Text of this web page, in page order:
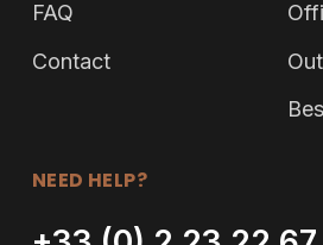
FAQ
Contact
NEED HELP?